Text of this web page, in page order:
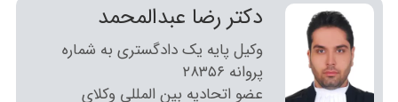
دکتر رضا عبدالمحمد
وکیل پایه یک دادگستری به شماره
پروانه ٢٨٣٥٦
عضو اتحادیه بین المللی وکلای